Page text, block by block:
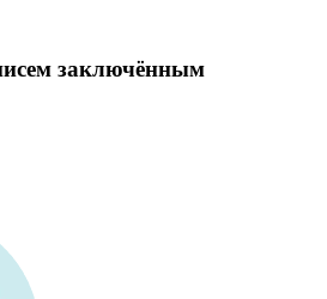
заключённым